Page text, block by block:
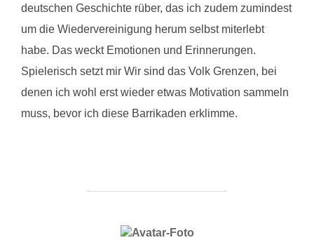
deutschen Geschichte rüber, das ich zudem zumindest
um die Wiedervereinigung herum selbst miterlebt
habe. Das weckt Emotionen und Erinnerungen.
Spielerisch setzt mir Wir sind das Volk Grenzen, bei
denen ich wohl erst wieder etwas Motivation sammeln
muss, bevor ich diese Barrikaden erklimme.
BEITRAGSAUTOR